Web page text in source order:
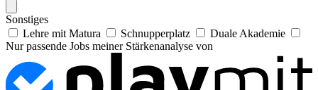
Sonstiges
Lehre mit Matura
Schnupperplatz
Duale Akademie
Nur passende Jobs meiner Stärkenanalyse von